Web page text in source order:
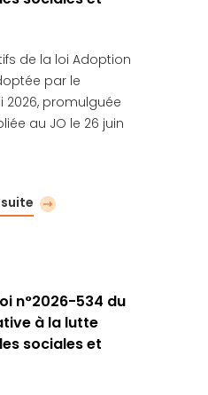
de la loi Adoption
par le
2026, promulguée
au JO le 26 juin
n°2026-534 du
à la lutte
sociales et